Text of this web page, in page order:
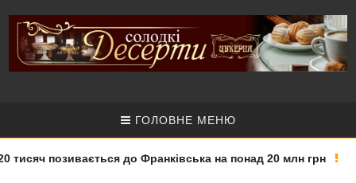
ГОЛОВНЕ МЕНЮ
позивається до Франківська на понад 20 млн грн